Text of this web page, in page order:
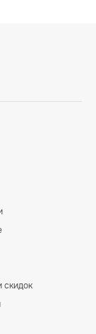
скидок